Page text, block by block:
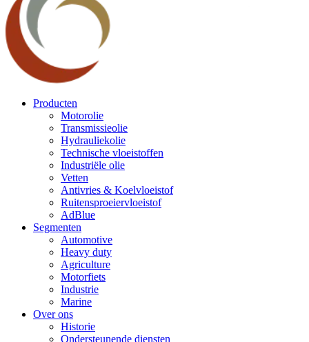
Producten
Motorolie
Transmissieolie
Hydrauliekolie
Technische vloeistoffen
Industriële olie
Vetten
Antivries & Koelvloeistof
Ruitensproeiervloeistof
AdBlue
Segmenten
Automotive
Heavy duty
Agriculture
Motorfiets
Industrie
Marine
Over ons
Historie
Ondersteunende diensten